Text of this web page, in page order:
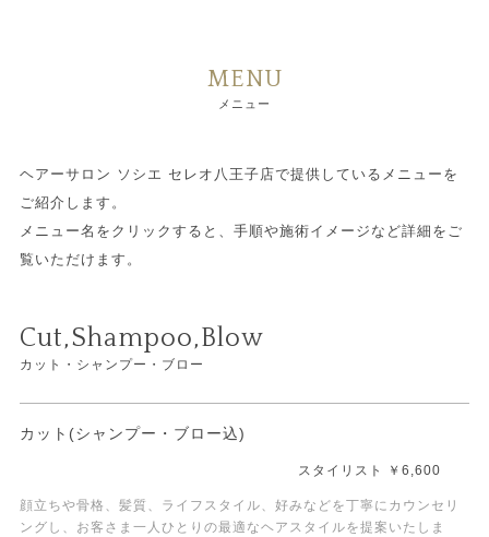
MENU
メニュー
ヘアーサロン ソシエ セレオ八王子店で提供しているメニューを
ご紹介します。
メニュー名をクリックすると、手順や施術イメージなど詳細をご
覧いただけます。
Cut,Shampoo,Blow
カット・シャンプー・ブロー
カット(シャンプー・ブロー込)
スタイリスト ￥6,600
顔立ちや骨格、髪質、ライフスタイル、好みなどを丁寧にカウンセリ
ングし、お客さま一人ひとりの最適なヘアスタイルを提案いたしま